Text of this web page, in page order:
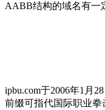
AABB结构的域名有一
ipbu.com于2006年1月
前缀可指代国际职业拳